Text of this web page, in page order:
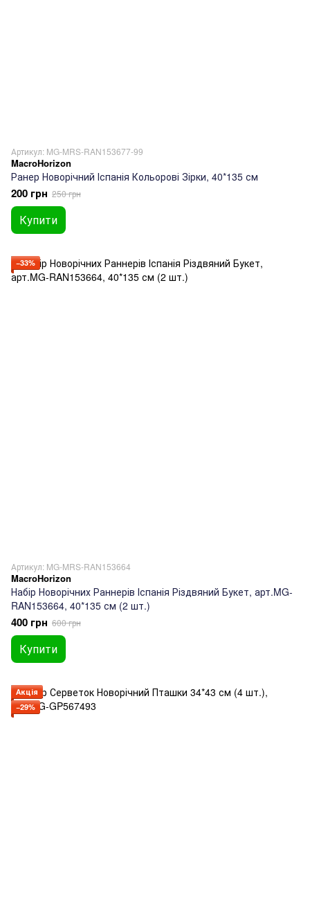
Артикул: MG-MRS-RAN153677-99
MacroHorizon
Ранер Новорічний Іспанія Кольорові Зірки, 40*135 см
200 грн 250 грн
Купити
−33%
Артикул: MG-MRS-RAN153664
MacroHorizon
Набір Новорічних Раннерів Іспанія Різдвяний Букет, арт.MG-
RAN153664, 40*135 см (2 шт.)
400 грн 600 грн
Купити
Акція
−29%